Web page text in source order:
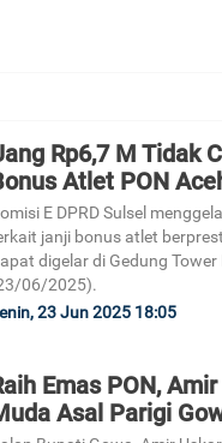
Rp6,7 M Tidak
Atlet PON
E DPRD Sulsel
janji bonus atlet
digelar di Gedung Tower
06/2025).
23 Jun 2025 18:05
Emas PON,
Asal Parigi